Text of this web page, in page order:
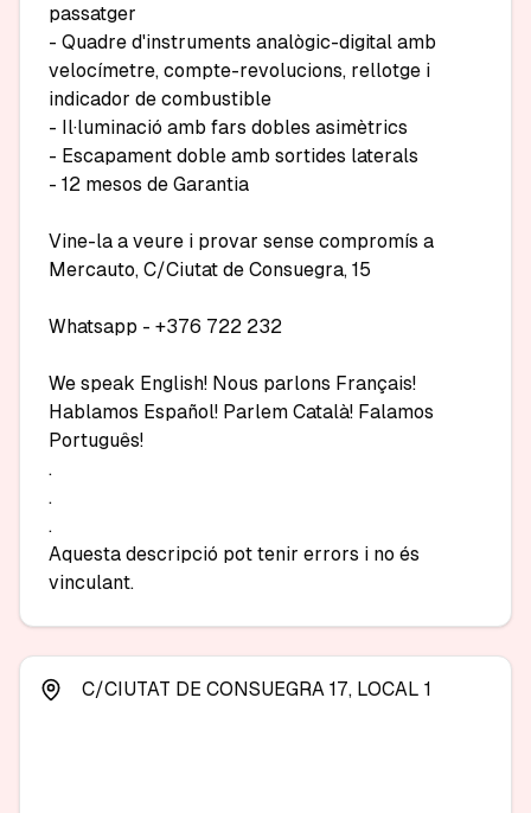
passatger
- Quadre d'instruments analògic-digital amb
velocímetre, compte-revolucions, rellotge i
indicador de combustible
- Il·luminació amb fars dobles asimètrics
- Escapament doble amb sortides laterals
- 12 mesos de Garantia
Vine-la a veure i provar sense compromís a
Mercauto, C/Ciutat de Consuegra, 15
Whatsapp - +376 722 232
We speak English! Nous parlons Français!
Hablamos Español! Parlem Català! Falamos
Português!
.
.
.
Aquesta descripció pot tenir errors i no és
C/CIUTAT DE CONSUEGRA 17, LOCAL 1